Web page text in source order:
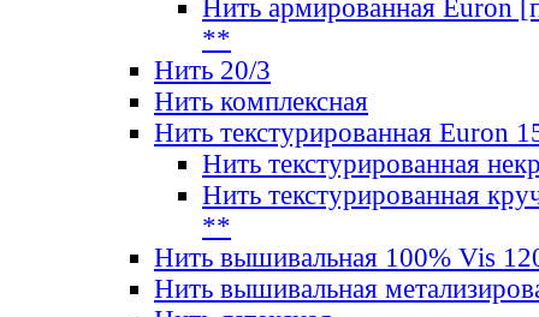
Нить армированная Euron
**
Нить 20/3
Нить комплексная
Нить текстурированная Euron
Нить текстурированная
Нить текстурированная
**
Нить вышивальная 100% Vis
Нить вышивальная